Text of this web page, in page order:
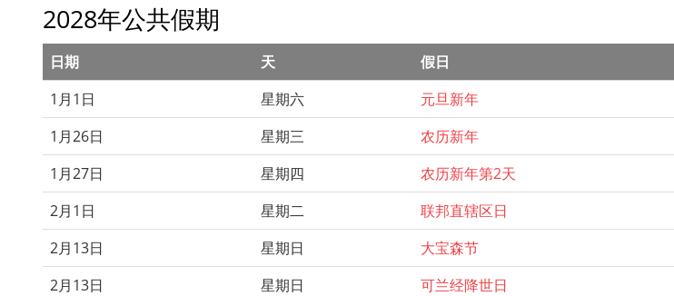
2028年公共假期
日期 天
假日
1月1日
星期六
元旦新年
1月26日
星期三
农历新年
1月27日
星期四
农历新年第2天
2月1日
星期二
联邦直辖区日
2月13日
星期日
大宝森节
2月13日
星期日
可兰经降世日